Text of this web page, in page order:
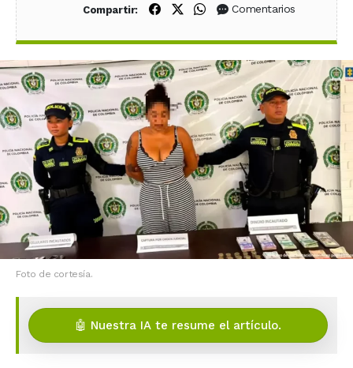
Compartir: Compartir en Facebook
Compartir en X (Twitter)
Compartir en WhatsApp
Comentarios
Foto de cortesía.
🤖 Nuestra IA te resume el artículo.